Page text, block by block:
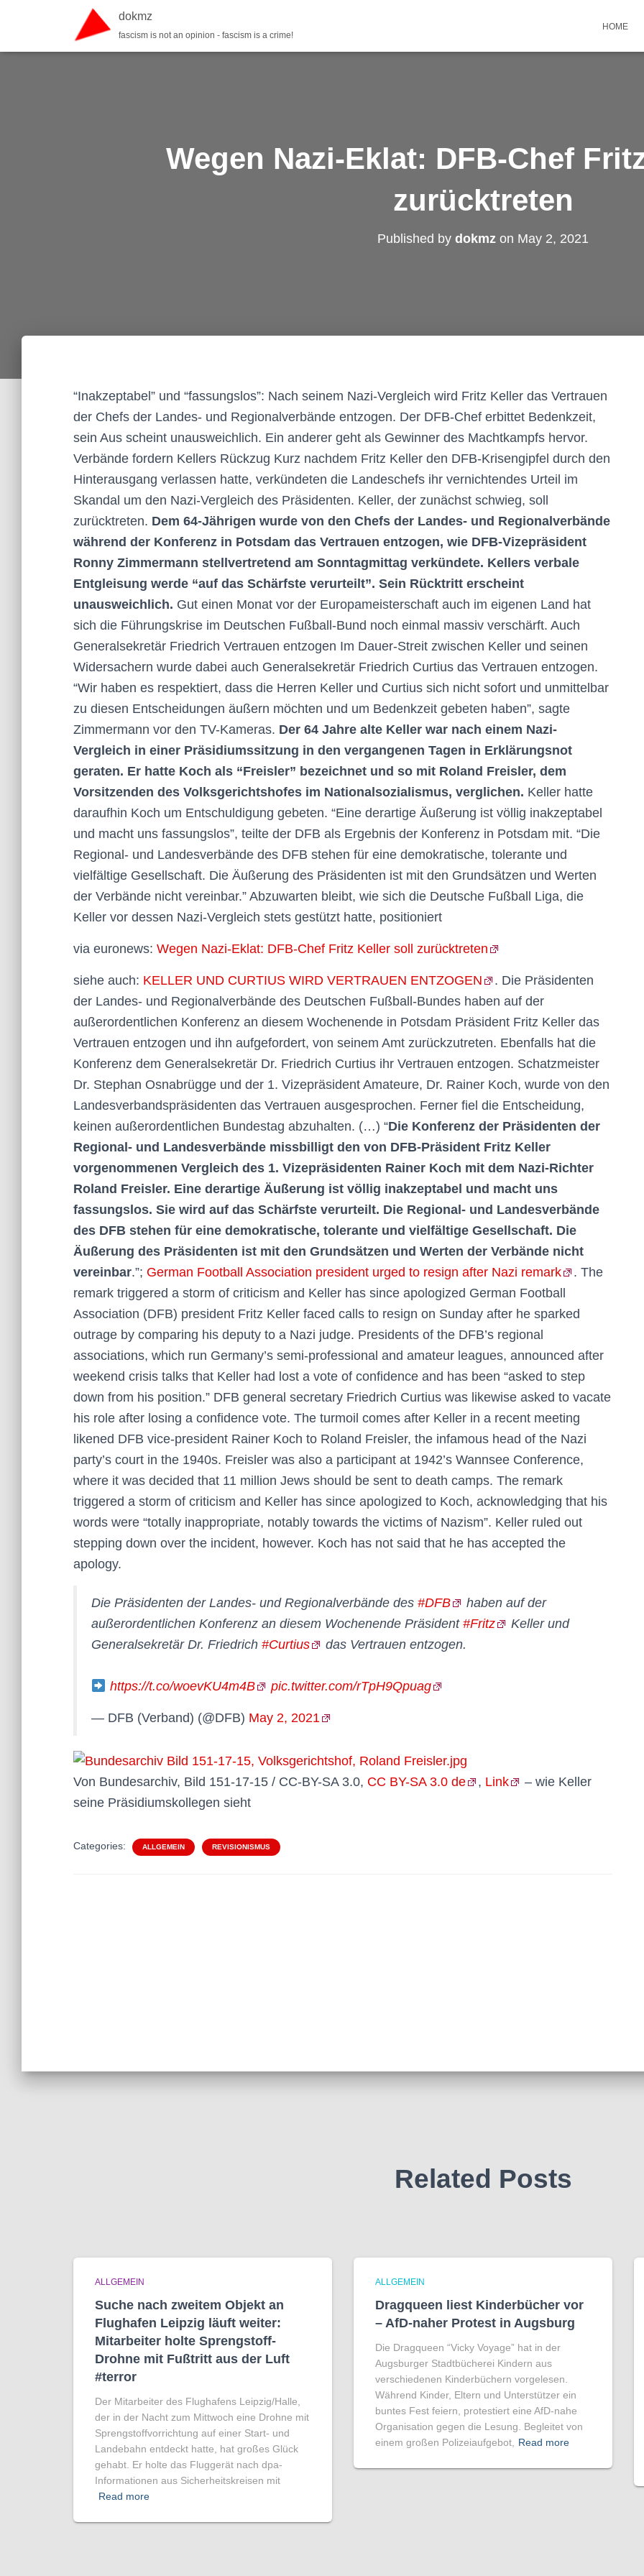
dokmz
fascism is not an opinion - fascism is a crime!
HOME
Wegen Nazi-Eklat: DFB-Chef
zurücktreten
Published by dokmz on May 2, 2021
“Inakzeptabel” und “fassungslos”: Nach seinem Nazi-Vergleich wird Fritz Keller das Vertrauen
der Chefs der Landes- und Regionalverbände entzogen. Der DFB-Chef erbittet Bedenkzeit,
sein Aus scheint unausweichlich. Ein anderer geht als Gewinner des Machtkampfs hervor.
Verbände fordern Kellers Rückzug Kurz nachdem Fritz Keller den DFB-Krisengipfel durch den
Hinterausgang verlassen hatte, verkündeten die Landeschefs ihr vernichtendes Urteil im
Skandal um den Nazi-Vergleich des Präsidenten. Keller, der zunächst schwieg, soll
zurücktreten. Dem 64-Jährigen wurde von den Chefs der Landes- und Regionalverbände
während der Konferenz in Potsdam das Vertrauen entzogen, wie DFB-Vizepräsident
Ronny Zimmermann stellvertretend am Sonntagmittag verkündete. Kellers verbale
Entgleisung werde “auf das Schärfste verurteilt”. Sein Rücktritt erscheint
unausweichlich. Gut einen Monat vor der Europameisterschaft auch im eigenen Land hat
sich die Führungskrise im Deutschen Fußball-Bund noch einmal massiv verschärft. Auch
Generalsekretär Friedrich Vertrauen entzogen Im Dauer-Streit zwischen Keller und seinen
Widersachern wurde dabei auch Generalsekretär Friedrich Curtius das Vertrauen entzogen.
“Wir haben es respektiert, dass die Herren Keller und Curtius sich nicht sofort und unmittelbar
zu diesen Entscheidungen äußern möchten und um Bedenkzeit gebeten haben”, sagte
Zimmermann vor den TV-Kameras. Der 64 Jahre alte Keller war nach einem Nazi-
Vergleich in einer Präsidiumssitzung in den vergangenen Tagen in Erklärungsnot
geraten. Er hatte Koch als “Freisler” bezeichnet und so mit Roland Freisler, dem
Vorsitzenden des Volksgerichtshofes im Nationalsozialismus, verglichen. Keller hatte
daraufhin Koch um Entschuldigung gebeten. “Eine derartige Äußerung ist völlig inakzeptabel
und macht uns fassungslos”, teilte der DFB als Ergebnis der Konferenz in Potsdam mit. “Die
Regional- und Landesverbände des DFB stehen für eine demokratische, tolerante und
vielfältige Gesellschaft. Die Äußerung des Präsidenten ist mit den Grundsätzen und Werten
der Verbände nicht vereinbar.” Abzuwarten bleibt, wie sich die Deutsche Fußball Liga, die
Keller vor dessen Nazi-Vergleich stets gestützt hatte, positioniert
via euronews: Wegen Nazi-Eklat: DFB-Chef Fritz Keller soll zurücktreten
siehe auch: KELLER UND CURTIUS WIRD VERTRAUEN ENTZOGEN
. Die Präsidenten
der Landes- und Regionalverbände des Deutschen Fußball-Bundes haben auf der
außerordentlichen Konferenz an diesem Wochenende in Potsdam Präsident Fritz Keller das
Vertrauen entzogen und ihn aufgefordert, von seinem Amt zurückzutreten. Ebenfalls hat die
Konferenz dem Generalsekretär Dr. Friedrich Curtius ihr Vertrauen entzogen. Schatzmeister
Dr. Stephan Osnabrügge und der 1. Vizepräsident Amateure, Dr. Rainer Koch, wurde von den
Landesverbandspräsidenten das Vertrauen ausgesprochen. Ferner fiel die Entscheidung,
keinen außerordentlichen Bundestag abzuhalten. (…) “Die Konferenz der Präsidenten der
Regional- und Landesverbände missbilligt den von DFB-Präsident Fritz Keller
vorgenommenen Vergleich des 1. Vizepräsidenten Rainer Koch mit dem Nazi-Richter
Roland Freisler. Eine derartige Äußerung ist völlig inakzeptabel und macht uns
fassungslos. Sie wird auf das Schärfste verurteilt. Die Regional- und Landesverbände
des DFB stehen für eine demokratische, tolerante und vielfältige Gesellschaft. Die
Äußerung des Präsidenten ist mit den Grundsätzen und Werten der Verbände nicht
vereinbar.”; German Football Association president urged to resign after Nazi remark
. The
remark triggered a storm of criticism and Keller has since apologized German Football
Association (DFB) president Fritz Keller faced calls to resign on Sunday after he sparked
outrage by comparing his deputy to a Nazi judge. Presidents of the DFB’s regional
associations, which run Germany’s semi-professional and amateur leagues, announced after
weekend crisis talks that Keller had lost a vote of confidence and has been “asked to step
down from his position.” DFB general secretary Friedrich Curtius was likewise asked to vacate
his role after losing a confidence vote. The turmoil comes after Keller in a recent meeting
likened DFB vice-president Rainer Koch to Roland Freisler, the infamous head of the Nazi
party’s court in the 1940s. Freisler was also a participant at 1942’s Wannsee Conference,
where it was decided that 11 million Jews should be sent to death camps. The remark
triggered a storm of criticism and Keller has since apologized to Koch, acknowledging that his
words were “totally inappropriate, notably towards the victims of Nazism”. Keller ruled out
stepping down over the incident, however. Koch has not said that he has accepted the
apology.
Die Präsidenten der Landes- und Regionalverbände des #DFB
haben auf der
außerordentlichen Konferenz an diesem Wochenende Präsident #Fritz
Keller und
Generalsekretär Dr. Friedrich #Curtius das Vertrauen entzogen.
https://t.co/woevKU4m4B pic.twitter.com/rTpH9Qpuag
— DFB (Verband) (@DFB) May 2, 2021
Von Bundesarchiv, Bild 151-17-15 / CC-BY-SA 3.0, CC BY-SA 3.0 de , Link
– wie Keller
seine Präsidiumskollegen sieht
Categories: ALLGEMEIN REVISIONISMUS
Related Posts
ALLGEMEIN
Suche nach zweitem Objekt an
Flughafen Leipzig läuft weiter:
Mitarbeiter holte Sprengstoff-
Drohne mit Fußtritt aus der Luft
#terror
Der Mitarbeiter des Flughafens Leipzig/Halle,
der in der Nacht zum Mittwoch eine Drohne mit
Sprengstoffvorrichtung auf einer Start- und
Landebahn entdeckt hatte, hat großes Glück
gehabt. Er holte das Fluggerät nach dpa-
Informationen aus Sicherheitskreisen mit
Read more
ALLGEMEIN
Dragqueen liest Kinderbücher vor
– AfD-naher Protest in Augsburg
Die Dragqueen “Vicky Voyage” hat in der
Augsburger Stadtbücherei Kindern aus
verschiedenen Kinderbüchern vorgelesen.
Während Kinder, Eltern und Unterstützer ein
buntes Fest feiern, protestiert eine AfD-nahe
Organisation gegen die Lesung. Begleitet von
einem großen Polizeiaufgebot, Read more